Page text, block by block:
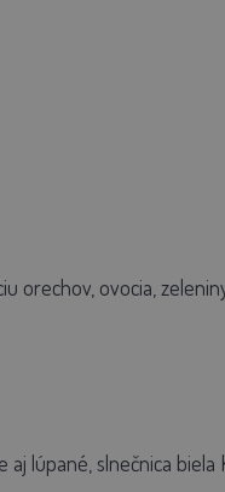
orechov, ovocia,
lúpané, slnečnica biela